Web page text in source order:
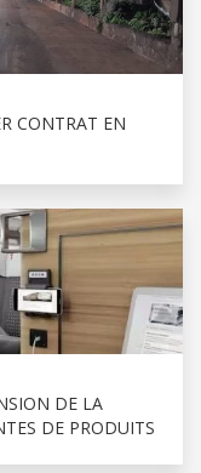
CONTRAT EN
DE LA
DE PRODUITS